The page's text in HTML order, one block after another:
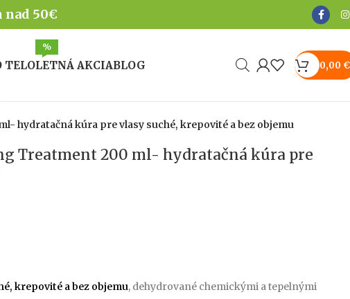
nad 50€
TELOLETNÁ AKCIA
%
BLOG 0,00 €
hydratačná kúra pre vlasy suché, krepovité a bez objemu
Treatment 200 ml- hydratačná kúra pre
TOP
krepovité a bez objemu, dehydrované chemickými a tepelnými